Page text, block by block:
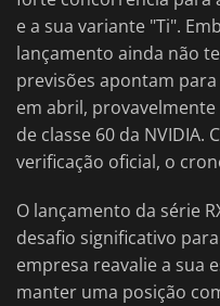
e a sua variante "Ti".
lançamento ainda não
previsões apontam
em abril,
de classe 60 da NVIDIA.
verificação oficial, o
O lançamento da série
desafio significativo
empresa reavalie a sua
manter uma posição